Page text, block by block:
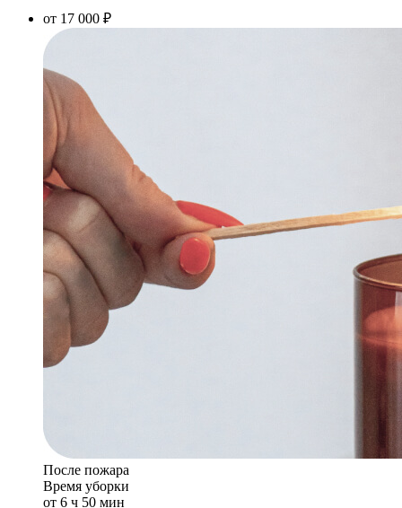
от 17 000 ₽
После пожара
Время уборки
от 6 ч 50 мин